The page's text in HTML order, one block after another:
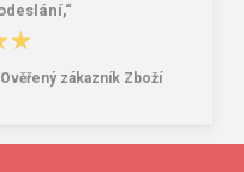
Ověřený zákazník Zboží